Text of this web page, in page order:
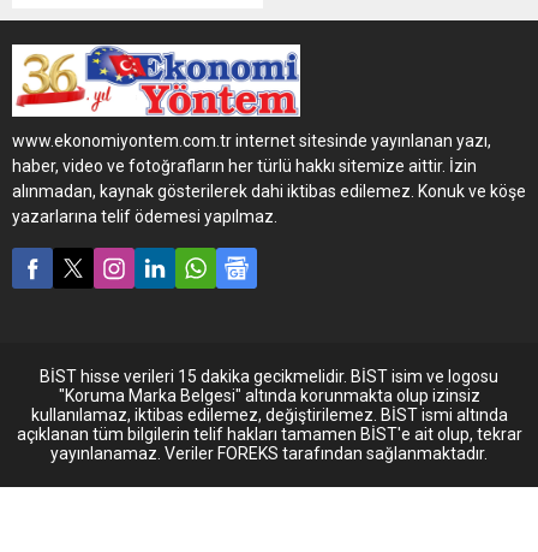
yalnızca bir kural değil, hep
birlikte yaşattığımız bir
kültür olarak görüyoruz. Her
çalışanımızın katkısıyla,
güvenlik artık bir sorumluluk
değil; bir refleks, bir yaşam
tarzı haline geliyor"
www.ekonomiyontem.com.tr internet sitesinde yayınlanan yazı,
haber, video ve fotoğrafların her türlü hakkı sitemize aittir. İzin
alınmadan, kaynak gösterilerek dahi iktibas edilemez. Konuk ve köşe
yazarlarına telif ödemesi yapılmaz.
BİST hisse verileri 15 dakika gecikmelidir. BİST isim ve logosu
"Koruma Marka Belgesi" altında korunmakta olup izinsiz
kullanılamaz, iktibas edilemez, değiştirilemez. BİST ismi altında
açıklanan tüm bilgilerin telif hakları tamamen BİST'e ait olup, tekrar
yayınlanamaz. Veriler FOREKS tarafından sağlanmaktadır.